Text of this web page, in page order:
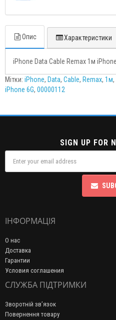
Опис Характеристики
iPhone Data Cable Remax 1м
Мітки: iPhone, Data, Cable, Remax, 1м,
iPhone 6G, 00000112
SIGN UP FOR
ІНФОРМАЦІЯ
О нас
Доставка
Гарантии
Условия соглашения
СЛУЖБА ПІДТРИМКИ
Зворотній зв’язок
Повернення товару